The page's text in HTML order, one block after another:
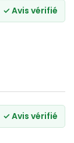
✓ Avis vérifié
✓ Avis vérifié